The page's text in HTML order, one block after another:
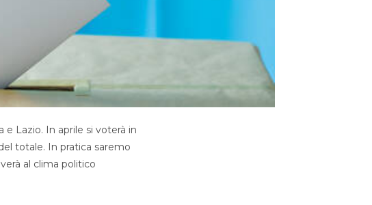
Lazio. In aprile si voterà in
totale. In pratica saremo
al clima politico